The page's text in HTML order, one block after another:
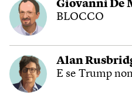
Giovanni De
BLOCCO
Alan
E se Trump